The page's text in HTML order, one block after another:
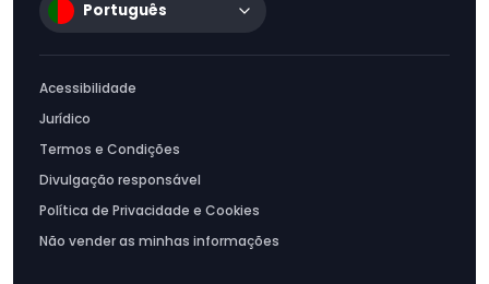
Português
Acessibilidade
Jurídico
Termos e Condições
Divulgação responsável
Política de Privacidade e Cookies
Não vender as minhas informações